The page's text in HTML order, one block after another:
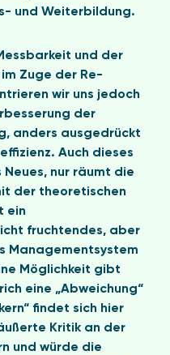
und Weiterbildung.
und der
Zuge der Re-
wir uns jedoch
der
anders ausgedrückt
Auch dieses
nur räumt die
der theoretischen
ein
fruchtendes, aber
Managementsystem
Möglichkeit gibt
eine „Abweichung“
findet sich hier
Kritik an der
und würde die